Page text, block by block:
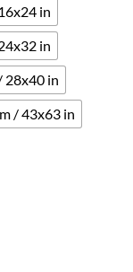
in
in
28x40 in
/ 43x63 in